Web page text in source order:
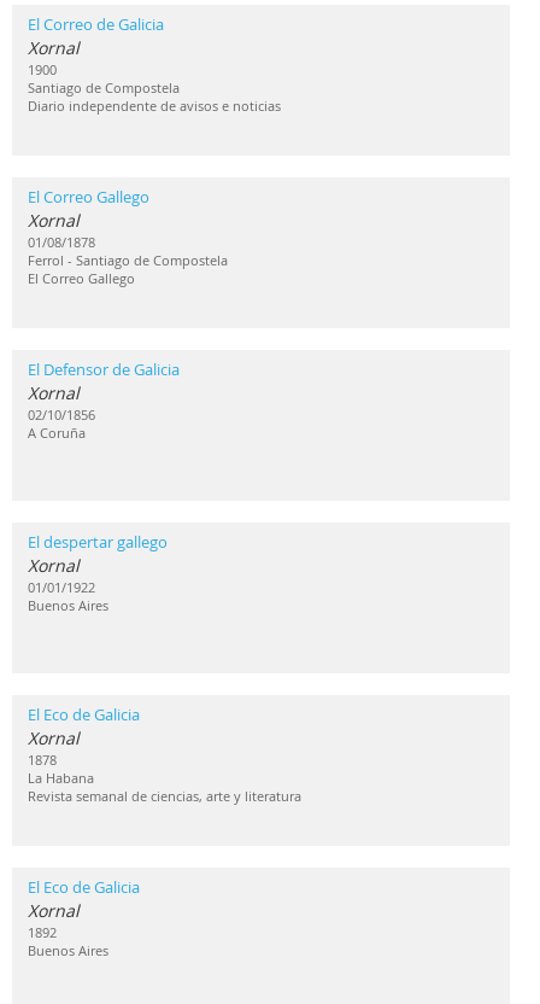
El Correo de Galicia
Xornal
1900
Santiago de Compostela
Diario independente de avisos e noticias
El Correo Gallego
Xornal
01/08/1878
Ferrol - Santiago de Compostela
El Correo Gallego
El Defensor de Galicia
Xornal
02/10/1856
A Coruña
El despertar gallego
Xornal
01/01/1922
Buenos Aires
El Eco de Galicia
Xornal
1878
La Habana
Revista semanal de ciencias, arte y literatura
El Eco de Galicia
Xornal
1892
Buenos Aires